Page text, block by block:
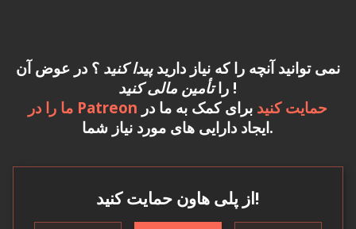
نمی توانید آنچه را که نیاز داریدپیدا کنید ؟ در عوض آن
راتأمین مالی کنید
!
ما را در Patreon حمایت کنید برای کمک به ما در
ایجاد دارایی های مورد نیاز شما.
از پلی هاون حمایت کنید!